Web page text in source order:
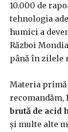
10.000 de
tehnologia
humici a
Război
până în zilele
Materia
recomandăm,
brută de acid
și multe alte